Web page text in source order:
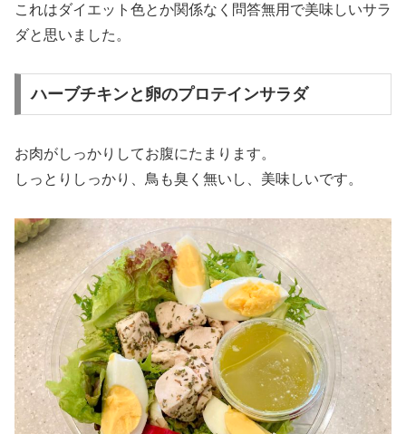
これはダイエット色とか関係なく問答無用で美味しいサラ
ダと思いました。
ハーブチキンと卵のプロテインサラダ
お肉がしっかりしてお腹にたまります。
しっとりしっかり、鳥も臭く無いし、美味しいです。